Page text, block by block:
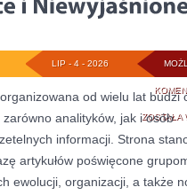
ZOSTAŁA
LIP - 4 - 2026
od wielu lat budzi
analityków, jak i osób
informacji. Strona
artykułów poświęcone
ewolucji, organizacji, a także